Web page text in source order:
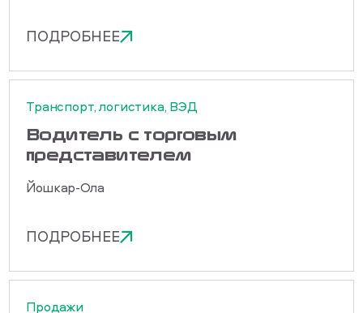
ПОДРОБНЕЕ
Транспорт, логистика, ВЭД
Водитель с торговым
представителем
Йошкар-Ола
ПОДРОБНЕЕ
Продажи